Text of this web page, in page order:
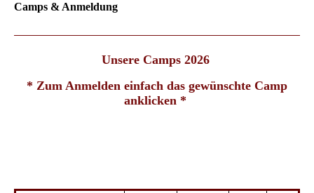
Camps & Anmeldung
Unsere Camps 2026
* Zum Anmelden einfach das gewünschte Camp
anklicken *